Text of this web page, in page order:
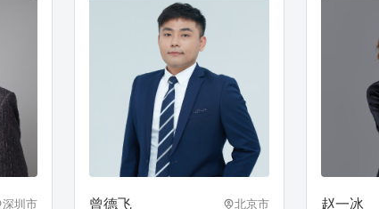
深圳市 曾德飞 北京市 赵一冰